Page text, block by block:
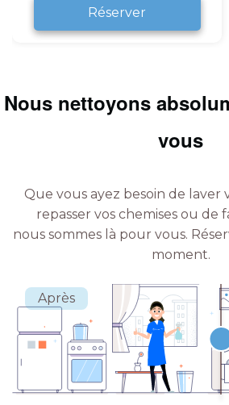
Réserver
Nous nettoyons
vous
Que vous ayez besoin de laver
repasser vos chemises ou de
nous sommes là pour vous.
moment.